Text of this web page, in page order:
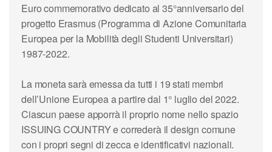
Euro commemorativo dedicato al 35°anniversario del
progetto Erasmus (Programma di Azione Comunitaria
Europea per la Mobilità degli Studenti Universitari)
1987-2022.
La moneta sarà emessa da tutti i 19 stati membri
dell’Unione Europea a partire dal 1° luglio del 2022.
Ciascun paese apporrà il proprio nome nello spazio
ISSUING COUNTRY e correderà il design comune
con i propri segni di zecca e identificativi nazionali.